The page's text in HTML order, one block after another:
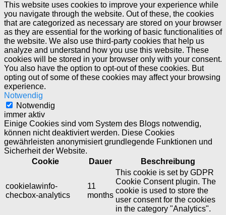
This website uses cookies to improve your experience while
you navigate through the website. Out of these, the cookies
that are categorized as necessary are stored on your browser
as they are essential for the working of basic functionalities of
the website. We also use third-party cookies that help us
analyze and understand how you use this website. These
cookies will be stored in your browser only with your consent.
You also have the option to opt-out of these cookies. But
opting out of some of these cookies may affect your browsing
experience.
Notwendig
Notwendig
immer aktiv
Einige Cookies sind vom System des Blogs notwendig,
können nicht deaktiviert werden. Diese Cookies
gewährleisten anonymisiert grundlegende Funktionen und
Sicherheit der Website.
Cookie
Dauer Beschreibung
cookielawinfo-
checbox-analytics
11
months
This cookie is set by GDPR
Cookie Consent plugin. The
cookie is used to store the
user consent for the cookies
in the category "Analytics".